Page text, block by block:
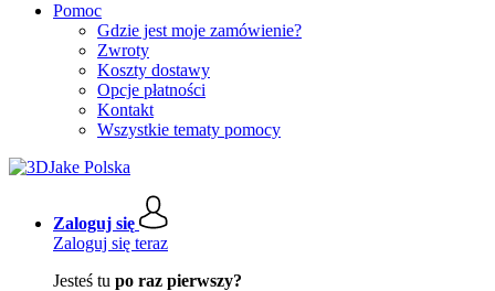
Pomoc
Gdzie jest moje zamówienie?
Zwroty
Koszty dostawy
Opcje płatności
Kontakt
Wszystkie tematy pomocy
Zaloguj się
Zaloguj się teraz
Jesteś tu po raz pierwszy?